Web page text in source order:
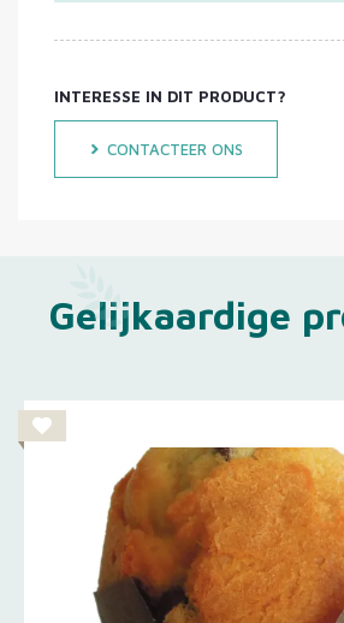
INTERESSE IN DIT PRODUCT?
CONTACTEER ONS
Gelijkaardige